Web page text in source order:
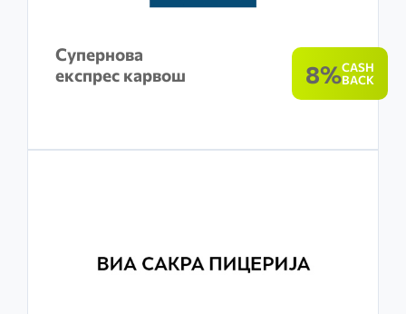
8%CASH
BACK
Супернова
експрес карвош